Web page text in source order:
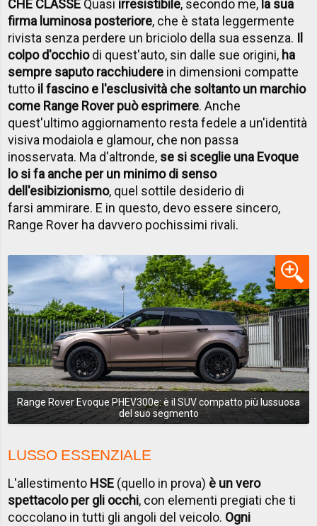
CHE CLASSE Quasi irresistibile, secondo me, la sua
firma luminosa posteriore, che è stata leggermente
rivista senza perdere un briciolo della sua essenza. Il
colpo d'occhiodi quest'auto, sin dalle sue origini, ha
sempre saputo racchiudere in dimensioni compatte
tutto il fascino e l'esclusività che soltanto un marchio
come Range Rover può esprimere. Anche
quest'ultimo aggiornamento resta fedele a un'identità
visiva modaiola e glamour, che non passa
inosservata. Ma d'altronde, se si sceglie una Evoque
lo si fa anche per un minimo di senso
dell'esibizionismo, quel sottile desiderio di
farsi ammirare. E in questo, devo essere sincero,
Range Rover ha davvero pochissimi rivali.
Range Rover Evoque PHEV300e: è il SUV compatto più lussuosa
del suo segmento
LUSSO ESSENZIALE
L'allestimento HSE (quello in prova) è un vero
spettacolo per gli occhi, con elementi pregiati che ti
coccolano in tutti gli angoli del veicolo. Ogni